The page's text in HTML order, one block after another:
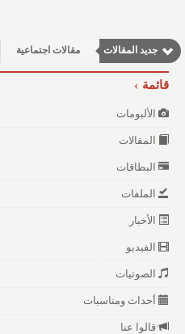
جديد المقالات مقالات اجتماعية
مقالات علمية
قائمة
الألبومات
المقالات
البطاقات
الملفات
الأخبار
الفيديو
الصوتيات
أحداث ومناسبات
قالوا عنا